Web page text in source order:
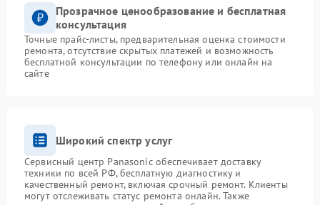
Прозрачное ценообразование и бесплатная
консультация
Точные прайс-листы, предварительная оценка стоимости
ремонта, отсутствие скрытых платежей и возможность
бесплатной консультации по телефону или онлайн на
сайте
Широкий спектр услуг
Сервисный центр Panasonic обеспечивает доставку
техники по всей РФ, бесплатную диагностику и
качественный ремонт, включая срочный ремонт. Клиенты
могут отслеживать статус ремонта онлайн. Также